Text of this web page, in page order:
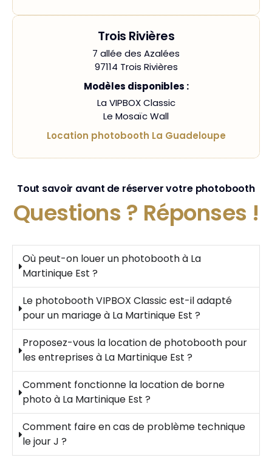
Trois Rivières
7 allée des Azalées
97114 Trois Rivières
Modèles disponibles :
La VIPBOX Classic
Le Mosaïc Wall
Location photobooth La Guadeloupe
Tout savoir avant de réserver votre photobooth
Questions ? Réponses !
Où peut-on louer un photobooth à La
Martinique Est ?
Le photobooth VIPBOX Classic est-il adapté
pour un mariage à La Martinique Est ?
Proposez-vous la location de photobooth pour
les entreprises à La Martinique Est ?
Comment fonctionne la location de borne
photo à La Martinique Est ?
Comment faire en cas de problème technique
le jour J ?